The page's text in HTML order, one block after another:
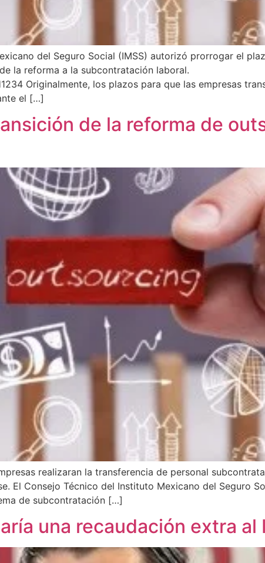
del Seguro Social (IMSS) autorizó prorrogar el
la reforma a la subcontratación laboral.
Originalmente, los plazos para que las empresas
el […]
de la reforma de
realizaran la transferencia de personal
El Consejo Técnico del Instituto Mexicano del Seguro
de subcontratación […]
una recaudación extra al